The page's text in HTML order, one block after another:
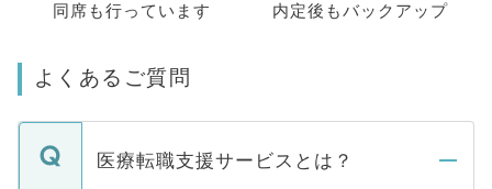
同席も行っています
内定後もバックアップ
よくあるご質問
医療転職支援サービスとは？